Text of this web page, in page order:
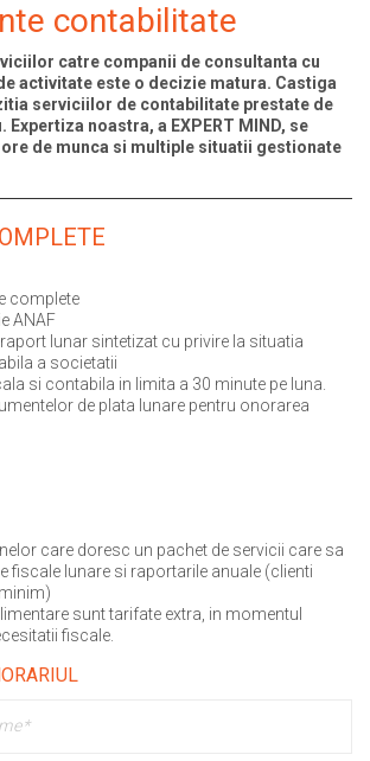
contabilitate
catre companii de consultanta cu
activitate este o decizie matura. Castiga
serviciilor de contabilitate prestate de
Expertiza noastra, a EXPERT MIND, se
ore de munca si multiple situatii gestionate
complete
ANAF
lunar sintetizat cu privire la situatia
a societatii
si contabila in limita a 30 minute pe luna.
de plata lunare pentru onorarea
care doresc un pachet de servicii care sa
fiscale lunare si raportarile anuale (clienti
sunt tarifate extra, in momentul
fiscale.